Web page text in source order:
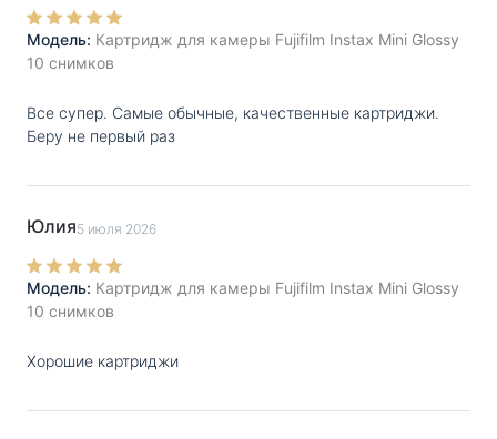
Модель: Картридж для камеры Fujifilm Instax Mini Glossy
10 снимков
Все супер. Самые обычные, качественные картриджи.
Беру не первый раз
Юлия5 июля 2026
Модель: Картридж для камеры Fujifilm Instax Mini Glossy
10 снимков
Хорошие картриджи